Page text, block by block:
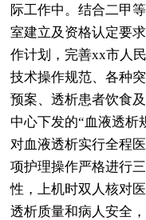
际工作中。结合二甲
室建立及资格认定要
作计划，完善xx市人
技术操作规范、各种
预案、透析患者饮食
中心下发的“血液透析
对血液透析实行全程
项护理操作严格进行
性，上机时双人核对
透析质量和病人安全